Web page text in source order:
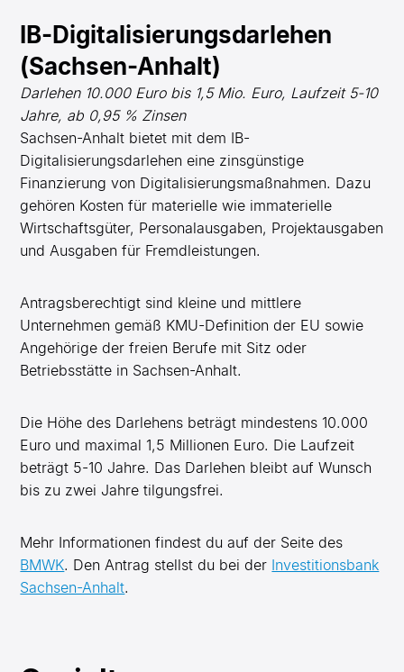
IB-Digitalisierungsdarlehen
(Sachsen-Anhalt)
Darlehen 10.000 Euro bis 1,5 Mio. Euro, Laufzeit 5-10
Jahre, ab 0,95 % Zinsen
Sachsen-Anhalt bietet mit dem IB-
Digitalisierungsdarlehen eine zinsgünstige
Finanzierung von Digitalisierungsmaßnahmen. Dazu
gehören Kosten für materielle wie immaterielle
Wirtschaftsgüter, Personalausgaben, Projektausgaben
und Ausgaben für Fremdleistungen.
Antragsberechtigt sind kleine und mittlere
Unternehmen gemäß KMU-Definition der EU sowie
Angehörige der freien Berufe mit Sitz oder
Betriebsstätte in Sachsen-Anhalt.
Die Höhe des Darlehens beträgt mindestens 10.000
Euro und maximal 1,5 Millionen Euro. Die Laufzeit
beträgt 5-10 Jahre. Das Darlehen bleibt auf Wunsch
bis zu zwei Jahre tilgungsfrei.
Mehr Informationen findest du auf der Seite des
BMWK. Den Antrag stellst du bei der Investitionsbank
Sachsen-Anhalt.